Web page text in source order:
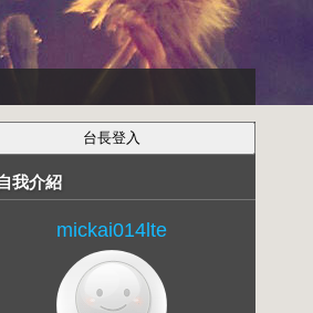
我介紹
mickai014lte